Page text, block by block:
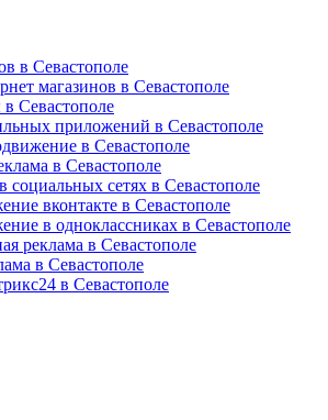
в Севастополе
магазинов в Севастополе
Севастополе
приложений в Севастополе
в Севастополе
в Севастополе
сетях в Севастополе
вконтакте в Севастополе
в одноклассниках в Севастополе
реклама в Севастополе
в Севастополе
в Севастополе